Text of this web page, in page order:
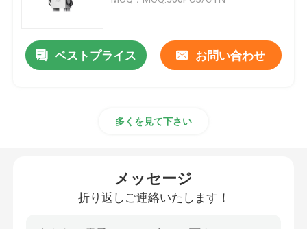
航空プラグのソケット
ベストプライス お問い合わせ
多くを見て下さい
メッセージ
折り返しご連絡いたします！